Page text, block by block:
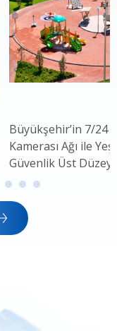
Büyükşehir’in 7/24
Kamerası Ağı ile
Güvenlik Üst